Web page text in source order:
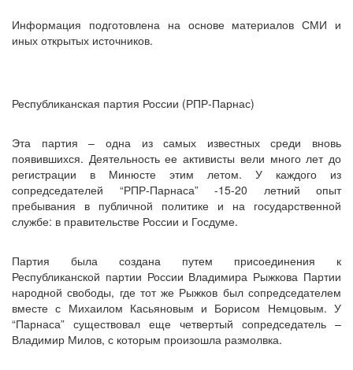
Информация подготовлена на основе материалов СМИ и
иных открытых источников.
Республиканская партия России (РПР-Парнас)
Эта партия – одна из самых известных среди вновь
появившихся. Деятельность ее активисты вели много лет до
регистрации в Минюсте этим летом. У каждого из
сопредседателей “РПР-Парнаса” -15-20 летний опыт
пребывания в публичной политике и на государственной
службе: в правительстве России и Госдуме.
Партия была создана путем присоединения к
Республиканской партии России Владимира Рыжкова Партии
народной свободы, где тот же Рыжков был сопредседателем
вместе с Михаилом Касьяновым и Борисом Немцовым. У
“Парнаса” существовал еще четвертый сопредседатель –
Владимир Милов, с которым произошла размолвка.